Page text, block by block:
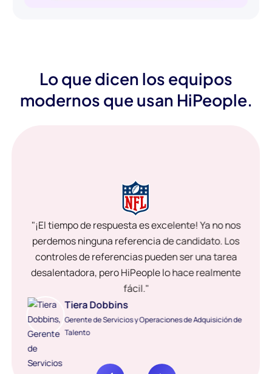
Lo que dicen los equipos
modernos que usan HiPeople.
"¡El tiempo de respuesta es excelente! Ya no nos
perdemos ninguna referencia de candidato. Los
controles de referencias pueden ser una tarea
desalentadora, pero HiPeople lo hace realmente
fácil."
Tiera Dobbins
Gerente de Servicios y Operaciones de Adquisición de
Talento